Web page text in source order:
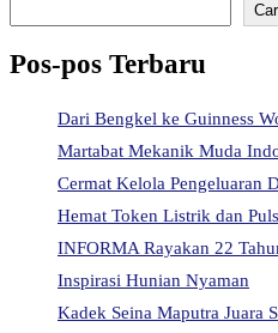
Pos-pos Terbaru
Dari Bengkel ke Guinness
Martabat Mekanik Muda
Cermat Kelola Pengeluaran
Hemat Token Listrik dan
INFORMA Rayakan 22
Inspirasi Hunian Nyaman
Kadek Seina Maputra Juara